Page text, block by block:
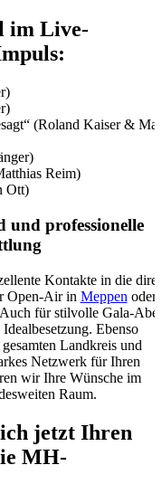
im Live-
(Roland Kaiser &
Reim)
Ott)
und professionelle
Kontakte in die
Open-Air in Meppen oder
für stilvolle Gala-
Ebenso
Landkreis und
Netzwerk für Ihren
wir Ihre Wünsche im
Raum.
jetzt Ihren
MH-